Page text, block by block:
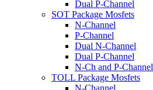
Dual P-Channel
SOT Package Mosfets
N-Channel
P-Channel
Dual N-Channel
Dual P-Channel
N-Ch and P-Channel
TOLL Package Mosfets
N-Channel